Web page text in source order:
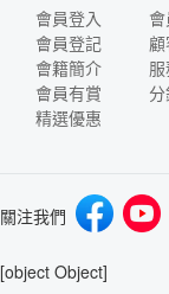
會員登入
會員登記
會籍簡介
會員有賞
精選優惠
關注我們
[object Object]